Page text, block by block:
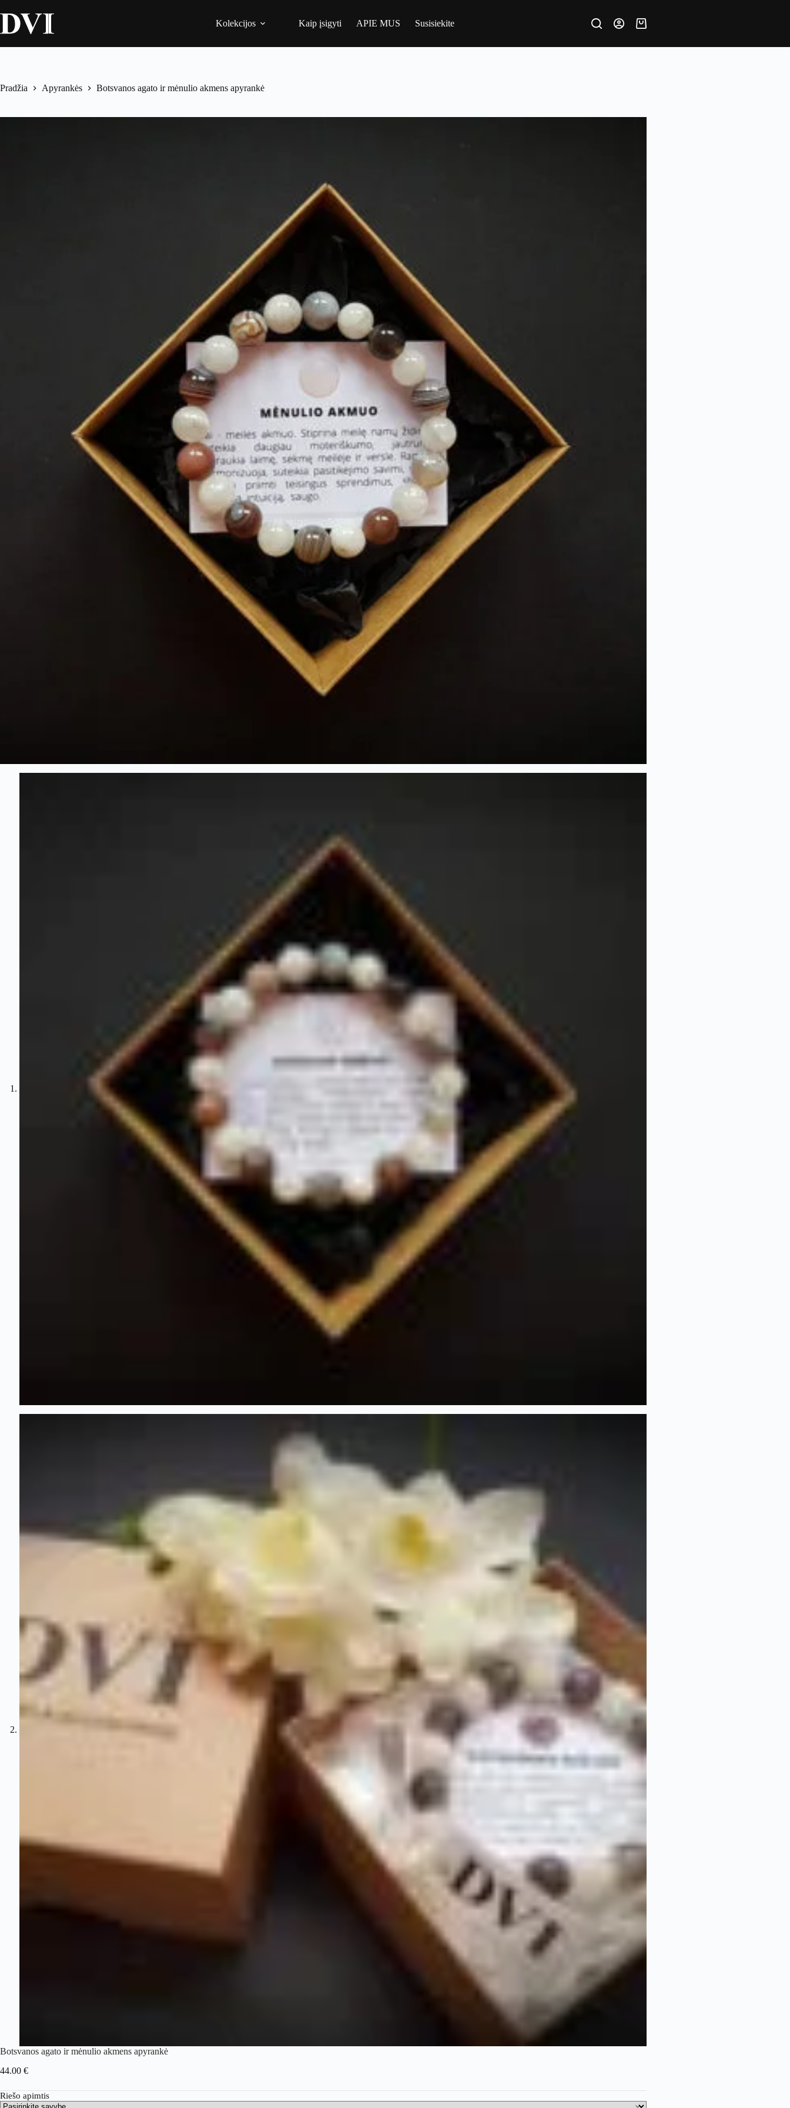
Kolekcijos Kaip įsigyti APIE MUS Susisiekite
Pradžia Apyrankės Botsvanos agato ir mėnulio akmens apyrankė
Botsvanos agato ir mėnulio akmens apyrankė
44.00 €
Riešo apimtis